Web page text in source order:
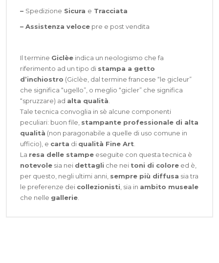
– Spedizione Sicura e Tracciata
– Assistenza velocepre e post vendita
Il termine Giclèeindica un neologismo che fa
riferimento ad un tipo di stampa a getto
d’inchiostro (Giclèe, dal termine francese “le gicleur”
che significa “ugello”, o meglio “gicler” che significa
“spruzzare) ad alta qualità.
Tale tecnica convoglia in sè alcune componenti
peculiari: buon file, stampante professionale di alta
qualità (non paragonabile a quelle di uso comune in
ufficio), e carta di qualità Fine Art.
La resa delle stampeeseguite con questa tecnica è
notevolesia nei dettagli che nei toni di coloreed è,
per questo, negli ultimi anni, sempre più diffusa sia tra
le preferenze dei collezionisti, sia in ambito museale
che nelle gallerie.